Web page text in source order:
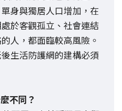
身與獨居人口增加，在
於客觀孤立、社會連結
人，都面臨較高風險。
生活防護網的建構必須
不同？